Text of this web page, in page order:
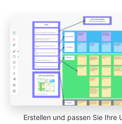
Erstellen und passen Sie Ihre